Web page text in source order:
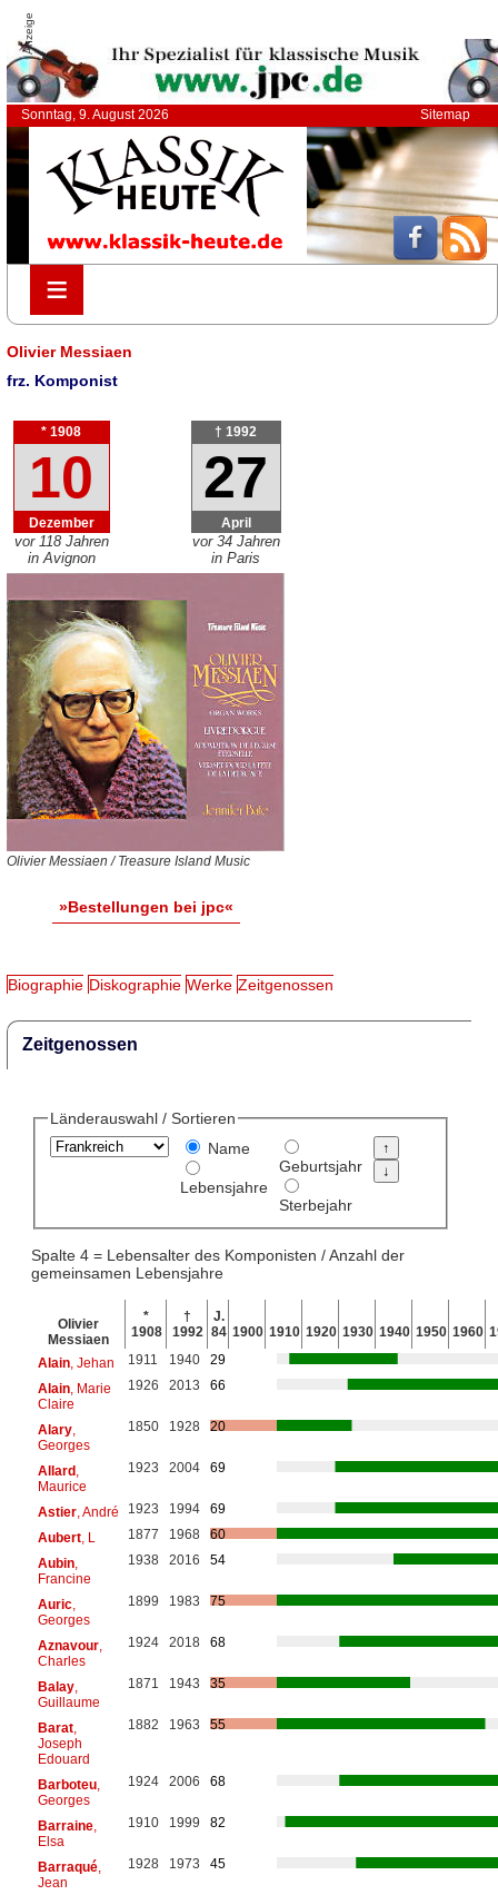
Anzeige
Sonntag, 9. August 2026 Sitemap
≡
≡
Olivier Messiaen
frz. Komponist
* 1908
10
Dezember
vor 118 Jahren
in Avignon
† 1992
27
April
vor 34 Jahren
in Paris
Olivier Messiaen / Treasure Island Music
»Bestellungen bei jpc«
Biographie Diskographie Werke Zeitgenossen
Zeitgenossen
Länderauswahl / Sortieren
Name
Lebensjahre
Geburtsjahr
Sterbejahr
Spalte 4 = Lebensalter des Komponisten / Anzahl der
gemeinsamen Lebensjahre
Olivier
Messiaen
*
1908
†
1992
J.
84 1900 1910 1920 1930 1940 1950 1960
Alain, Jehan 1911 1940
29
Alain, Marie
Claire
1926 2013 66
Alary,
Georges
1850 1928 20
Allard,
Maurice
1923 2004 69
Astier, André 1923 1994
69
Aubert, L 1877 1968
60
Aubin,
Francine
1938 2016 54
Auric,
Georges
1899 1983 75
Aznavour,
Charles
1924 2018 68
Balay,
Guillaume
1871 1943 35
Barat,
Joseph
Edouard
1882 1963 55
Barboteu,
Georges
1924 2006 68
Barraine,
Elsa
1910 1999 82
Barraqué,
Jean
1928 1973 45